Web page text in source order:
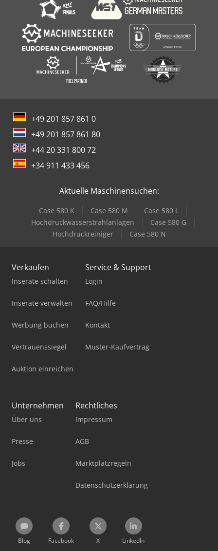
+49 201 857 861 0
+49 201 857 861 80
+44 20 331 800 72
+34 911 433 456
Aktuelle Maschinensuchen:
Case 580 K Case 580 M
Case 580 L
Hochdruckwasserstrahlanlagen
Case 580 G
Hochdruckreiniger
Case 580 N
Verkaufen
Inserate schalten
Inserate verwalten
Werbung buchen
Vertrauenssiegel
Auktion einreichen
Service & Support
Login
FAQ/Hilfe
Kontakt
Muster-Kaufvertrag
Unternehmen
Über uns
Presse
Jobs
Rechtliches
Impressum
AGB
Marktplatzregeln
Datenschutzerklärung
Blog Facebook X LinkedIn